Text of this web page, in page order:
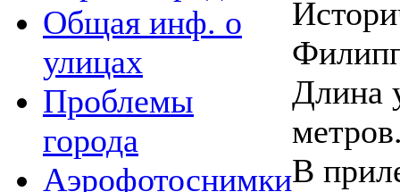
Общая инф. о
улицах
Проблемы
города
Аэрофотоснимки
Длина
В